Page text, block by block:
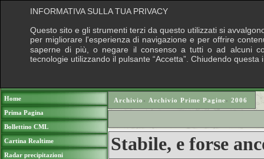
Home
Prima Pagina
Bollettino CML
Cartina Realtime
Radar precipitazioni
Archivio › Archivio Prime Pagine› 2006
Stabile, e forse
INFORMATIVA SULLA TUA PRIVACY
Questo sito e gli strumenti terzi da questo utilizzati si
per migliorare l'esperienza di navigazione e per offrire
saperne di più, o negare il consenso a tutti o ad alcuni
tecnologie utilizzando il pulsante “Accetta”. Chiudendo